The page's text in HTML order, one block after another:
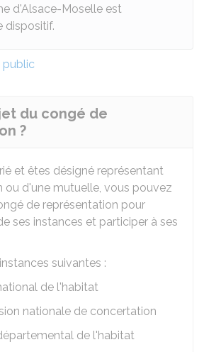
d'Alsace-Moselle est
dispositif.
du congé de
?
et êtes désigné représentant
ou d'une mutuelle, vous pouvez
de représentation pour
ses instances et participer à ses
suivantes :
de l'habitat
nationale de concertation
de l'habitat